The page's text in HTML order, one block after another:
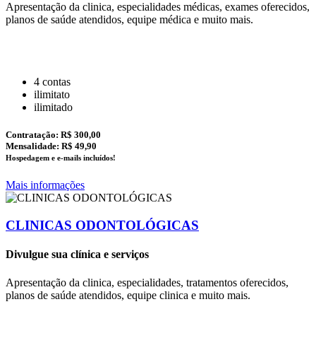
Apresentação da clinica, especialidades médicas, exames oferecidos,
planos de saúde atendidos, equipe médica e muito mais.
4 contas
ilimitato
ilimitado
Contratação: R$ 300,00
Mensalidade: R$ 49,90
Hospedagem e e-mails incluídos!
Mais informações
CLINICAS ODONTOLÓGICAS
Divulgue sua clínica e serviços
Apresentação da clinica, especialidades, tratamentos oferecidos,
planos de saúde atendidos, equipe clinica e muito mais.